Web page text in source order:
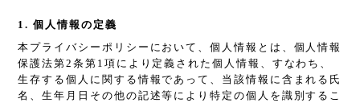
1. 個人情報の定義
本プライバシーポリシーにおいて、個人情報とは、個人情報
保護法第2条第1項により定義された個人情報、すなわち、
生存する個人に関する情報であって、当該情報に含まれる氏
名、生年月日その他の記述等により特定の個人を識別するこ